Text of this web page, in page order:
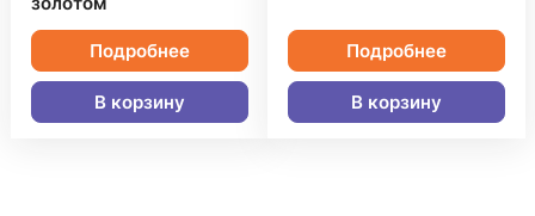
Подробнее
В корзину
Подробнее
В корзину